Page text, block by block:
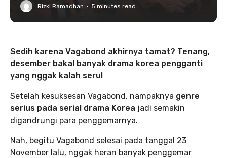
Rizki Ramadhan · 5 minutes read
Sedih karena Vagabond akhirnya tamat? Tenang,
desember bakal banyak drama korea pengganti
yang nggak kalah seru!
Setelah kesuksesan Vagabond, nampaknya genre
serius pada serial drama Korea jadi semakin
digandrungi para penggemarnya.
Nah, begitu Vagabond selesai pada tanggal 23
November lalu, nggak heran banyak penggemar